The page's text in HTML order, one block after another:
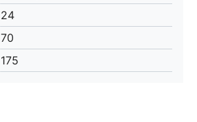
24
70
175